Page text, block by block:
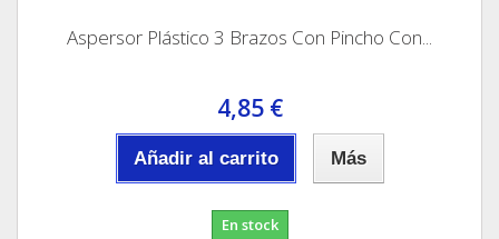
Aspersor Plástico 3 Brazos Con Pincho Con...
4,85 €
Añadir al carrito Más
En stock